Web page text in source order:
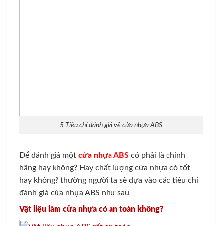
5 Tiêu chí đánh giá về cửa nhựa ABS
Để đánh giá một cửa nhựa ABS có phải là chính
hãng hay không? Hay chất lượng cửa nhựa có tốt
hay không? thường người ta sẽ dựa vào các tiêu chí
đánh giá cửa nhựa ABS như sau
Vật liệu làm cửa nhựa có an toàn không?